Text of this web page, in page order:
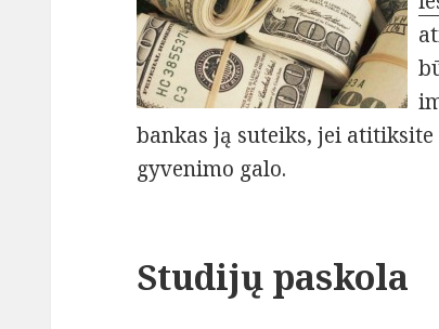
bankas ją suteiks, jei
gyvenimo galo.
Studijų paskola